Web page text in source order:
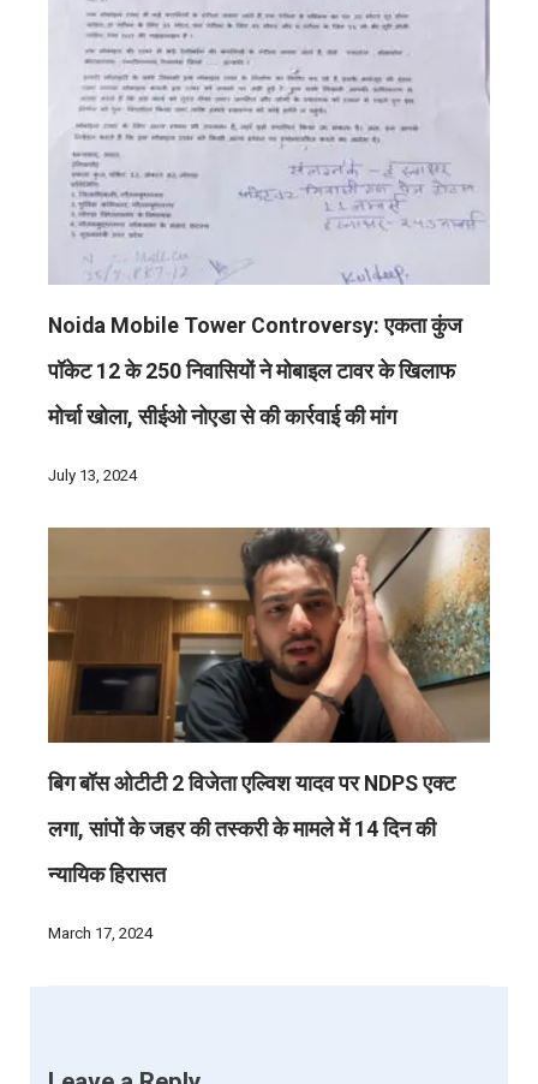
Noida Mobile Tower Controversy: एकता कुंज
पॉकेट 12 के 250 निवासियों ने मोबाइल टावर के खिलाफ
मोर्चा खोला, सीईओ नोएडा से की कार्रवाई की मांग
July 13, 2024
बिग बॉस ओटीटी 2 विजेता एल्विश यादव पर NDPS एक्ट
लगा, सांपों के जहर की तस्करी के मामले में 14 दिन की
न्यायिक हिरासत
March 17, 2024